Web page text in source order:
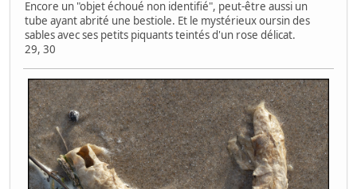
Encore un "objet échoué non identifié", peut-être aussi un
tube ayant abrité une bestiole. Et le mystérieux oursin des
sables avec ses petits piquants teintés d'un rose délicat.
29, 30